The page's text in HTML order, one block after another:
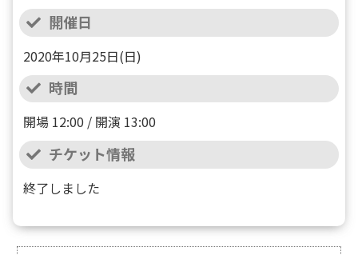
開催日
2020年10月25日(日)
時間
開場 12:00 / 開演 13:00
チケット情報
終了しました